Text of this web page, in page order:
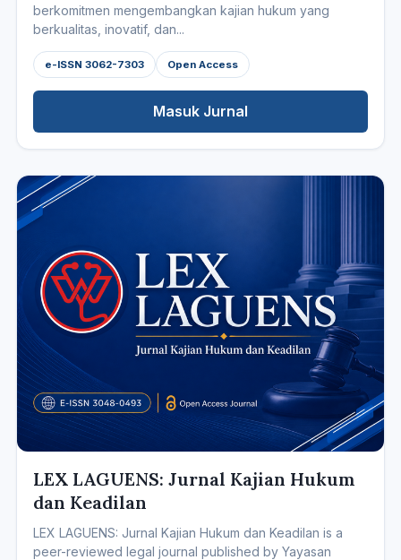
berkomitmen mengembangkan kajian hukum yang
berkualitas, inovatif, dan...
e-ISSN 3062-7303 Open Access
Masuk Jurnal
LEX LAGUENS: Jurnal Kajian Hukum
dan Keadilan
LEX LAGUENS: Jurnal Kajian Hukum dan Keadilan is a
peer-reviewed legal journal published by Yayasan